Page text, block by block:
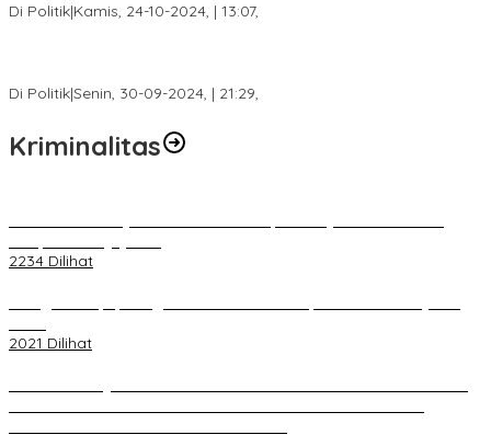
Di Politik|Kamis, 24-10-2024, | 13:07,
Di Politik|Senin, 30-09-2024, | 21:29,
Kriminalitas
2234 Dilihat
2021 Dilihat